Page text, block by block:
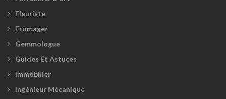
Fleuriste
Fromager
Gemmologue
Guides Et Astuces
Immobilier
Ingénieur Mécanique